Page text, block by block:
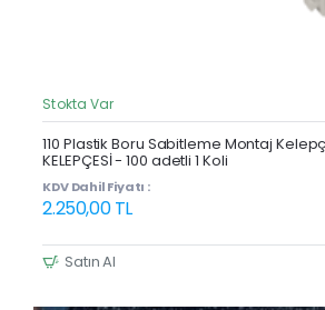
Stokta Var
110 Plastik Boru Sabitleme Montaj
KELEPÇESİ - 100 adetli 1 Koli
KDV Dahil Fiyatı :
2.250,00 TL
Satın Al